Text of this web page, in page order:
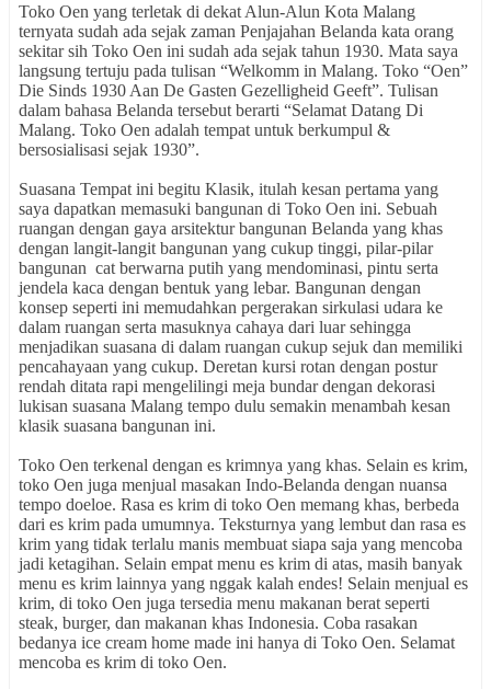
Toko Oen yang terletak di dekat Alun-Alun Kota Malang
ternyata sudah ada sejak zaman Penjajahan Belanda kata orang
sekitar sih Toko Oen ini sudah ada sejak tahun 1930. Mata saya
langsung tertuju pada tulisan “Welkomm in Malang. Toko “Oen”
Die Sinds 1930 Aan De Gasten Gezelligheid Geeft”. Tulisan
dalam bahasa Belanda tersebut berarti “Selamat Datang Di
Malang. Toko Oen adalah tempat untuk berkumpul &
bersosialisasi sejak 1930”.
Suasana Tempat ini begitu Klasik, itulah kesan pertama yang
saya dapatkan memasuki bangunan di Toko Oen ini. Sebuah
ruangan dengan gaya arsitektur bangunan Belanda yang khas
dengan langit-langit bangunan yang cukup tinggi, pilar-pilar
bangunan cat berwarna putih yang mendominasi, pintu serta
jendela kaca dengan bentuk yang lebar. Bangunan dengan
konsep seperti ini memudahkan pergerakan sirkulasi udara ke
dalam ruangan serta masuknya cahaya dari luar sehingga
menjadikan suasana di dalam ruangan cukup sejuk dan memiliki
pencahayaan yang cukup. Deretan kursi rotan dengan postur
rendah ditata rapi mengelilingi meja bundar dengan dekorasi
lukisan suasana Malang tempo dulu semakin menambah kesan
klasik suasana bangunan ini.
Toko Oen terkenal dengan es krimnya yang khas. Selain es krim,
toko Oen juga menjual masakan Indo-Belanda dengan nuansa
tempo doeloe. Rasa es krim di toko Oen memang khas, berbeda
dari es krim pada umumnya. Teksturnya yang lembut dan rasa es
krim yang tidak terlalu manis membuat siapa saja yang mencoba
jadi ketagihan. Selain empat menu es krim di atas, masih banyak
menu es krim lainnya yang nggak kalah endes! Selain menjual es
krim, di toko Oen juga tersedia menu makanan berat seperti
steak, burger, dan makanan khas Indonesia. Coba rasakan
bedanya ice cream home made ini hanya di Toko Oen. Selamat
mencoba es krim di toko Oen.